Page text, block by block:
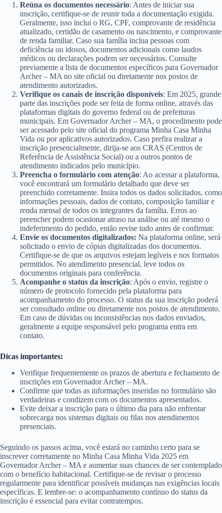
Reúna os documentos necessário: Antes de iniciar sua
inscrição, certifique-se de reunir toda a documentação exigida.
Geralmente, isso inclui o RG, CPF, comprovante de residência
atualizado, certidão de casamento ou nascimento, e comprovante
de renda familiar. Caso sua família inclua pessoas com
deficiência ou idosos, documentos adicionais como laudos
médicos ou declarações podem ser necessários. Consulte
previamente a lista de documentos específicos para Governador
Archer – MA no site oficial ou diretamente nos postos de
atendimento autorizados.
Verifique os canais de inscrição disponíveis: Em 2025, grande
parte das inscrições pode ser feita de forma online, através das
plataformas digitais do governo federal ou de prefeituras
municipais. Em Governador Archer – MA, o procedimento pode
ser acessado pelo site oficial do programa Minha Casa Minha
Vida ou por aplicativos autorizados. Caso prefira realizar a
inscrição presencialmente, dirija-se aos CRAS (Centros de
Referência de Assistência Social) ou a outros pontos de
atendimento indicados pelo município.
Preencha o formulário com atenção: Ao acessar a plataforma,
você encontrará um formulário detalhado que deve ser
preenchido corretamente. Insira todos os dados solicitados, como
informações pessoais, dados de contato, composição familiar e
renda mensal de todos os integrantes da família. Erros ao
preencher podem ocasionar atraso na análise ou até mesmo o
indeferimento do pedido, então revise tudo antes de confirmar.
Envie os documentos digitalizados: Na plataforma online, será
solicitado o envio de cópias digitalizadas dos documentos.
Certifique-se de que os arquivos estejam legíveis e nos formatos
permitidos. No atendimento presencial, leve todos os
documentos originais para conferência.
Acompanhe o status da inscrição: Após o envio, registre o
número de protocolo fornecido pela plataforma para
acompanhamento do processo. O status da sua inscrição poderá
ser consultado online ou diretamente nos postos de atendimento.
Em caso de dúvidas ou inconsistências nos dados enviados,
geralmente a equipe responsável pelo programa entra em
contato.
Dicas importantes:
Verifique frequentemente os prazos de abertura e fechamento de
inscrições em Governador Archer – MA.
Confirme que todas as informações inseridas no formulário são
verdadeiras e condizem com os documentos apresentados.
Evite deixar a inscrição para o último dia para não enfrentar
sobrecarga nos sistemas digitais ou filas nos atendimentos
presenciais.
Seguindo os passos acima, você estará no caminho certo para se
inscrever corretamente no Minha Casa Minha Vida 2025 em
Governador Archer – MA e aumentar suas chances de ser contemplado
com o benefício habitacional. Certifique-se de revisar o processo
regularmente para identificar possíveis mudanças nas exigências locais
específicas. E lembre-se: o acompanhamento contínuo do status da
inscrição é essencial para evitar contratempos.